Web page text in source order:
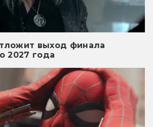
выход финала
2027 года